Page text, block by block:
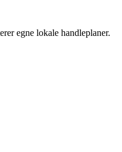
egne lokale handleplaner.